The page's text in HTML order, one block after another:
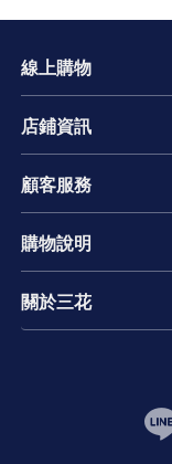
線上購物
店鋪資訊
顧客服務
購物說明
關於三花